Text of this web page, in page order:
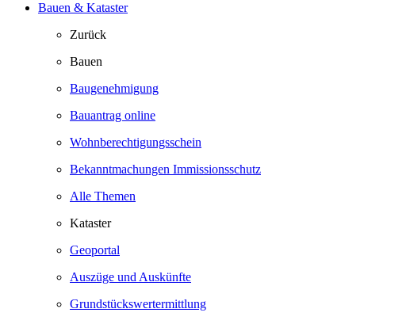
Bauen & Kataster
Zurück
Bauen
Baugenehmigung
Bauantrag online
Wohnberechtigungsschein
Bekanntmachungen Immissionsschutz
Alle Themen
Kataster
Geoportal
Auszüge und Auskünfte
Grundstückswertermittlung